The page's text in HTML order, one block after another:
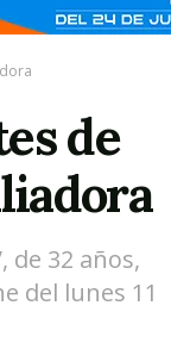
de
de 32 años,
del lunes 11